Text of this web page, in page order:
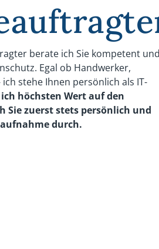
berate ich Sie kompetent und
Egal ob Handwerker,
stehe Ihnen persönlich als IT-
ich höchsten Wert auf den
Sie zuerst stets persönlich und
durch.